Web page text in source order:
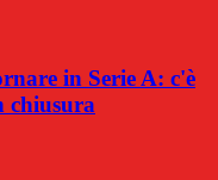
in Serie A: c'è
chiusura